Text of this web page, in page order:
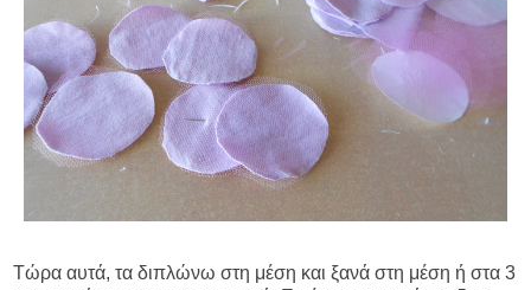
Τώρα αυτά, τα διπλώνω στη μέση και ξανά στη μέση ή στα 3